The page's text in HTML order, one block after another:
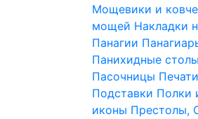
Мощевики и
мощей Накладки
Панагии
Панихидные
Пасочницы Печати
Подставки Полки
иконы Престолы,